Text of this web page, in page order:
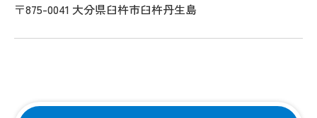
〒875-0041 大分県臼杵市臼杵丹生島